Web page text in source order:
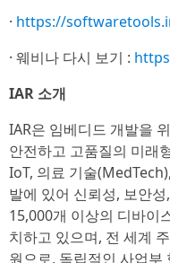
· https://
· 웨비나 다시 보기 :
IAR 소개
IAR은 임베디드 개발을
안전하고 고품질의 미래
IoT, 의료 기술
발에 있어 신뢰성, 보안
15,000개 이상의 디바이
치하고 있으며, 전 세계
원으로, 독립적인 사업